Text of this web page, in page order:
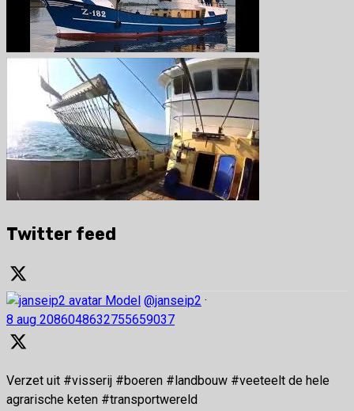
Twitter feed
Model @janseip2 ·
8 aug 2086048632755659037
Verzet uit #visserij #boeren #landbouw #veeteelt de hele
agrarische keten #transportwereld